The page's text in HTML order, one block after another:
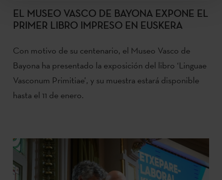
EL MUSEO VASCO DE BAYONA EXPONE EL
PRIMER LIBRO IMPRESO EN EUSKERA
Con motivo de su centenario, el Museo Vasco de
Bayona ha presentado la exposición del libro ‘Linguae
Vasconum Primitiae’, y su muestra estará disponible
hasta el 11 de enero.